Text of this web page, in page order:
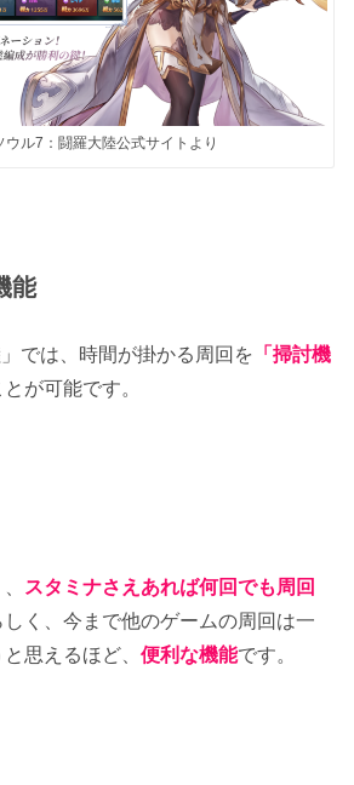
ウル7：闘羅大陸公式サイトより
能
」では、時間が掛かる周回を 「掃討機
とが可能です。
スタミナさえあれば何回でも周回
く、今まで他のゲームの周回は一
思えるほど、便利な機能です。